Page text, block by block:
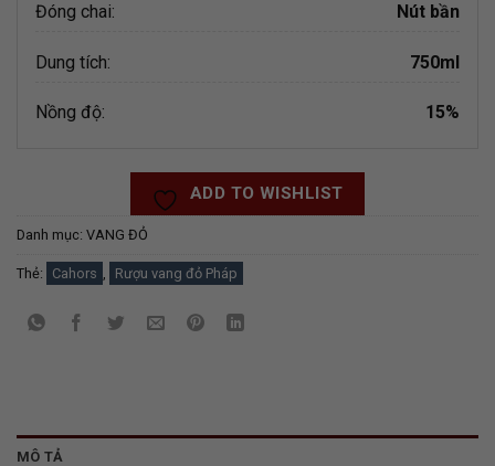
Đóng chai: Nút bần
Dung tích: 750ml
Nồng độ: 15%
ADD TO WISHLIST
Danh mục: VANG ĐỎ
Thẻ: Cahors Rượu vang đỏ Pháp
MÔ TẢ